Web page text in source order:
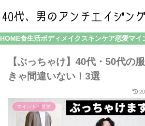
HOME食生活ボディメイク スキンケア恋愛マイ
【ぶっちゃけ】40代・50代の
きゃ間違いない！3選
マインド・哲学